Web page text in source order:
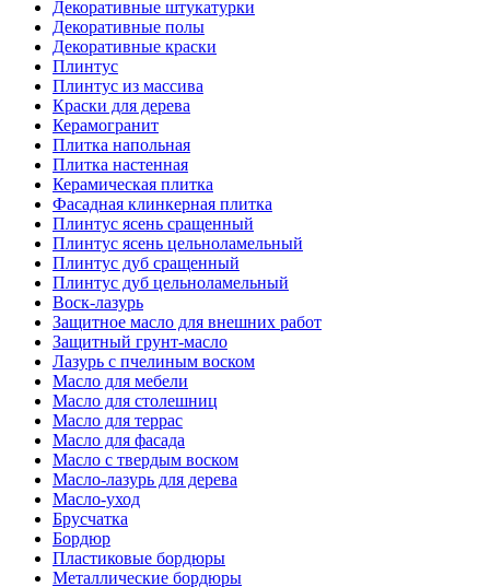
Декоративные штукатурки
Декоративные полы
Декоративные краски
Плинтус
Плинтус из массива
Краски для дерева
Керамогранит
Плитка напольная
Плитка настенная
Керамическая плитка
Фасадная клинкерная плитка
Плинтус ясень сращенный
Плинтус ясень цельноламельный
Плинтус дуб сращенный
Плинтус дуб цельноламельный
Воск-лазурь
Защитное масло для внешних работ
Защитный грунт-масло
Лазурь с пчелиным воском
Масло для мебели
Масло для столешниц
Масло для террас
Масло для фасада
Масло с твердым воском
Масло-лазурь для дерева
Масло-уход
Брусчатка
Бордюр
Пластиковые бордюры
Металлические бордюры